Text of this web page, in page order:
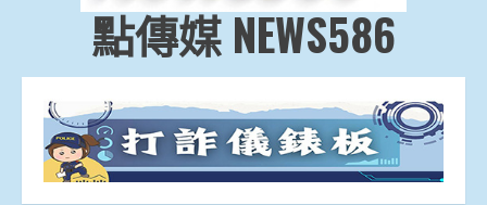
點傳媒 NEWS586